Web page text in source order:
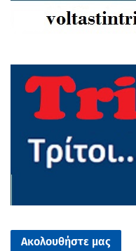
Ακολουθήστε μας